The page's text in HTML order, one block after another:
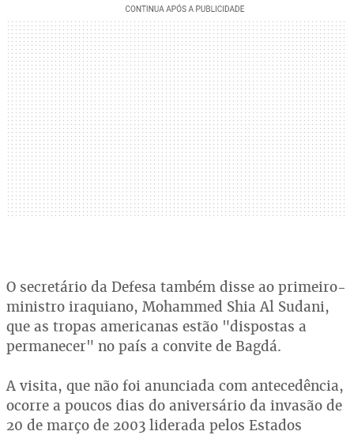
O secretário da Defesa também disse ao primeiro-
ministro iraquiano, Mohammed Shia Al Sudani,
que as tropas americanas estão "dispostas a
permanecer" no país a convite de Bagdá.
A visita, que não foi anunciada com antecedência,
ocorre a poucos dias do aniversário da invasão de
20 de março de 2003 liderada pelos Estados